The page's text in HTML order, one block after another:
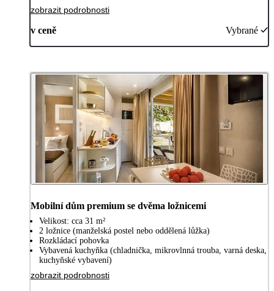
zobrazit podrobnosti
v ceně Vybrané
Mobilní dům premium se dvěma ložnicemi
Velikost: cca 31 m²
2 ložnice (manželská postel nebo oddělená lůžka)
Rozkládací pohovka
Vybavená kuchyňka (chladnička, mikrovlnná trouba, varná deska,
kuchyňské vybavení)
zobrazit podrobnosti